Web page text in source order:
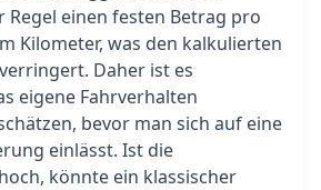
Regel einen festen Betrag pro
Kilometer, was den kalkulierten
Daher ist es
eigene Fahrverhalten
bevor man sich auf eine
einlässt. Ist die
könnte ein klassischer